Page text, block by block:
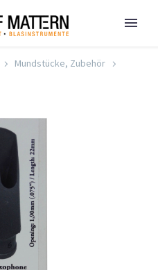
Mundstücke, Zubehör